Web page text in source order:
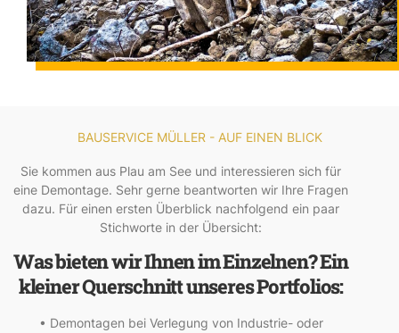
BAUSERVICE MÜLLER - AUF EINEN BLICK
Sie kommen aus Plau am See und interessieren sich für
eine Demontage. Sehr gerne beantworten wir Ihre Fragen
dazu. Für einen ersten Überblick nachfolgend ein paar
Stichworte in der Übersicht:
Was bieten wir Ihnen im Einzelnen? Ein
kleiner Querschnitt unseres Portfolios:
• Demontagen bei Verlegung von Industrie- oder